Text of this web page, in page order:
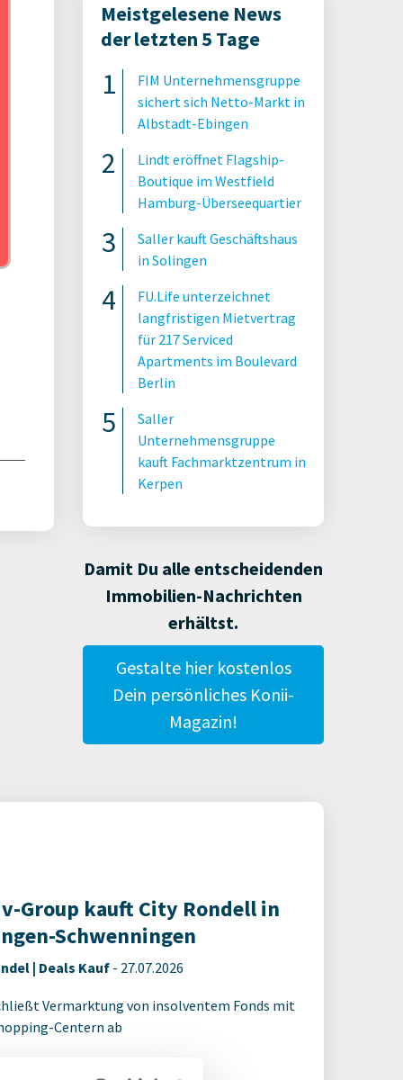
Meistgelesene News
der letzten 5 Tage
FIM Unternehmensgruppe
sichert sich Netto-Markt in
Albstadt-Ebingen
Lindt eröffnet Flagship-
Boutique im Westfield
Hamburg-Überseequartier
Saller kauft Geschäftshaus
in Solingen
FU.Life unterzeichnet
langfristigen Mietvertrag
für 217 Serviced
Apartments im Boulevard
Berlin
Saller
Unternehmensgruppe
kauft Fachmarktzentrum in
Kerpen
Damit Du alle entscheidenden
Immobilien-Nachrichten
erhältst.
Gestalte hier kostenlos
Dein persönliches Konii-
Magazin!
Group kauft City Rondell in
Schwenningen
| Deals Kauf - 27.07.2026
Vermarktung von insolventem Fonds mit
Centern ab